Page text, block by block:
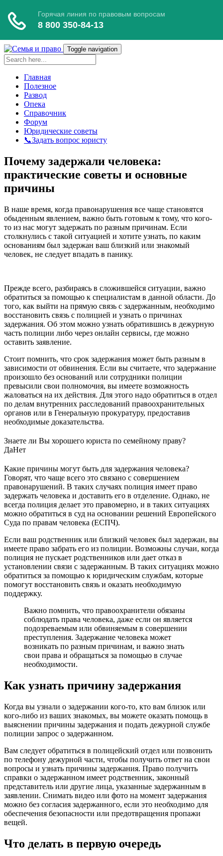
Toggle navigation
Главная
Полезное
Развод
Опека
Справочник
Форум
Юридические советы
📞Задать вопрос юристу
Почему задержали человека:
практические советы и основные
причины
В наше время, когда правонарушения все чаще становятся
обыденным явлением, важно быть готовым к тому, что кого-
то из нас могут задержать по разным причинам. Если
столкнулись с такой ситуацией и хотите узнать, по каким
основаниям был задержан ваш близкий или знакомый
человек, не следует впадать в панику.
Прежде всего, разбираясь в сложившейся ситуации, важно
обратиться за помощью к специалистам в данной области. До
того, как выйти на прямую связь с задержанным, необходимо
восстановить связь с полицией и узнать о причинах
задержания. Об этом можно узнать обратившись в дежурную
часть полиции либо через онлайн сервисы, где можно
оставить заявление.
Стоит помнить, что срок задержания может быть разным в
зависимости от обвинения. Если вы считаете, что задержание
произошло без оснований или сотрудники полиции
превысили свои полномочия, вы имеете возможность
жаловаться на их действия. Для этого надо обратиться в отдел
по делам внутренних расследований правоохранительных
органов или в Генеральную прокуратуру, предоставив
необходимые доказательства.
Знаете ли Вы хорошего юриста по семейному праву?
ДаНет
Какие причины могут быть для задержания человека?
Говорят, что чаще всего это связано с совершением
правонарушений. В таких случаях полиция имеет право
задержать человека и доставить его в отделение. Однако, не
всегда полиция делает это правомерно, и в таких ситуациях
можно обратиться в суд на основании решений Европейского
Суда по правам человека (ЕСПЧ).
Если ваш родственник или близкий человек был задержан, вы
имеете право забрать его из полиции. Возможны случаи, когда
полиция не пускает родственников или дает отказ в
установлении связи с задержанным. В таких ситуациях можно
обратиться за помощью к юридическим службам, которые
помогут восстановить связь и оказать необходимую
поддержку.
Важно помнить, что правоохранители обязаны
соблюдать права человека, даже если он является
подозреваемым или обвиняемым в совершении
преступления. Задержание человека может
возникать по разным причинам, и важно знать
свои права и обращаться за помощью в случае
необходимости.
Как узнать причину задержания
Когда вы узнали о задержании кого-то, кто вам близок или
кого-либо из ваших знакомых, вы можете оказать помощь в
выяснении причины задержания и подать дежурной службе
полиции запрос о задержанном.
Вам следует обратиться в полицейский отдел или позвонить
по телефону дежурной части, чтобы получить ответ на свои
вопросы и узнать причины задержания. Право получить
справки о задержанном имеет родственник, законный
представитель или другие лица, указанные задержанным в
заявлении. Снимать видео или фото на момент задержания
можно без согласия задержанного, если это необходимо для
обеспечения безопасности или предотвращения пропажи
вещей.
Что делать в первую очередь